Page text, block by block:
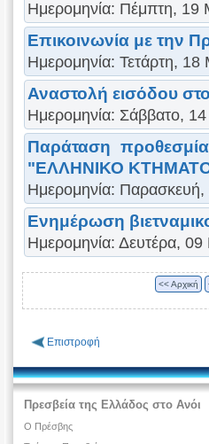
Ημερομηνία: Πέμπτη, 19
Επικοινωνία με την
Ημερομηνία: Τετάρτη, 18
Αναστολή εισόδου
Ημερομηνία: Σάββατο,
Παράταση
"ΕΛΛΗΝΙΚΟ
Ημερομηνία:
Ενημέρωση
Ημερομηνία: Δευτέρα,
<< Αρχική
Επιστροφή
Πρεσβεία της Ελλάδος στο Ανόι
Ο Πρέσβης